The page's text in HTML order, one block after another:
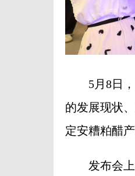
5月8日，
的发展现状
定安糟粕醋
发布会上